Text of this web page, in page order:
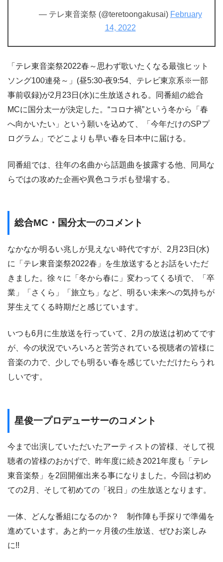
— テレ東音楽祭 (@teretoongakusai) February
14, 2022
「テレ東音楽祭2022春～思わず歌いたくなる最強ヒット
ソング100連発～」(昼5:30-夜9:54、テレビ東京系※一部
事前収録)が2月23日(水)に生放送される。同番組の総合
MCに国分太一が決定した。“コロナ禍”という冬から「春
へ向かいたい」という願いを込めて、「今年だけのSPプ
ログラム」でどこよりも早い春を日本中に届ける。
同番組では、往年の名曲から話題曲を披露する他、同局な
らではの攻めた企画や異色コラボも登場する。
総合MC・国分太一のコメント
なかなか明るい兆しが見えない時代ですが、2月23日(水)
に「テレ東音楽祭2022春」を生放送するとお話をいただ
きました。徐々に「冬から春に」変わってくる頃で、「卒
業」「さくら」「旅立ち」など、明るい未来への気持ちが
芽生えてくる時期だと感じています。
いつも6月に生放送を行っていて、2月の放送は初めてです
が、今の状況でいろいろと苦労されている視聴者の皆様に
音楽の力で、少しでも明るい春を感じていただけたらうれ
しいです。
星俊一プロデューサーのコメント
今まで出演していただいたアーティストの皆様、そして視
聴者の皆様のおかげで、昨年度に続き2021年度も「テレ
東音楽祭」を2回開催出来る事になりました。今回は初め
ての2月、そして初めての「祝日」の生放送となります。
一体、どんな番組になるのか？ 制作陣も手探りで準備を
進めています。あと約一ヶ月後の生放送、ぜひお楽しみ
に!!